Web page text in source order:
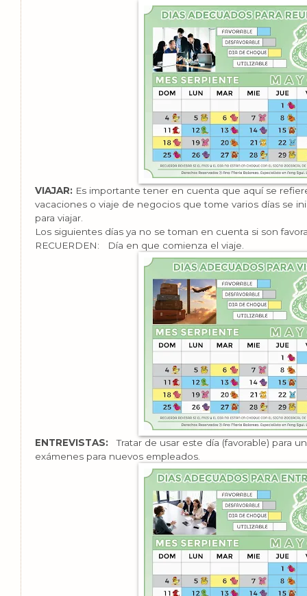
VIAJAR: Es importante tener en cuenta que aquí se
vacaciones o viaje de negocios que tome varios días se
para viajar.
Los siguientes días ya no se toman en cuenta si son
RECUERDEN: Día en que comienza el viaje.
ENTREVISTAS: Tratar de usar este día (favorable) para
exámenes para nuevos empleados.